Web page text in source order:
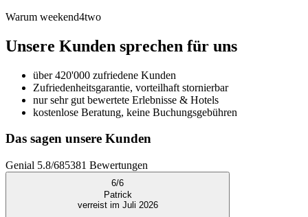
Warum weekend4two
Unsere Kunden sprechen für uns
über 420'000 zufriedene Kunden
Zufriedenheitsgarantie, vorteilhaft stornierbar
nur sehr gut bewertete Erlebnisse & Hotels
kostenlose Beratung, keine Buchungsgebühren
Das sagen unsere Kunden
Genial 5.8/685381 Bewertungen
6/6
Patrick
verreist im Juli 2026